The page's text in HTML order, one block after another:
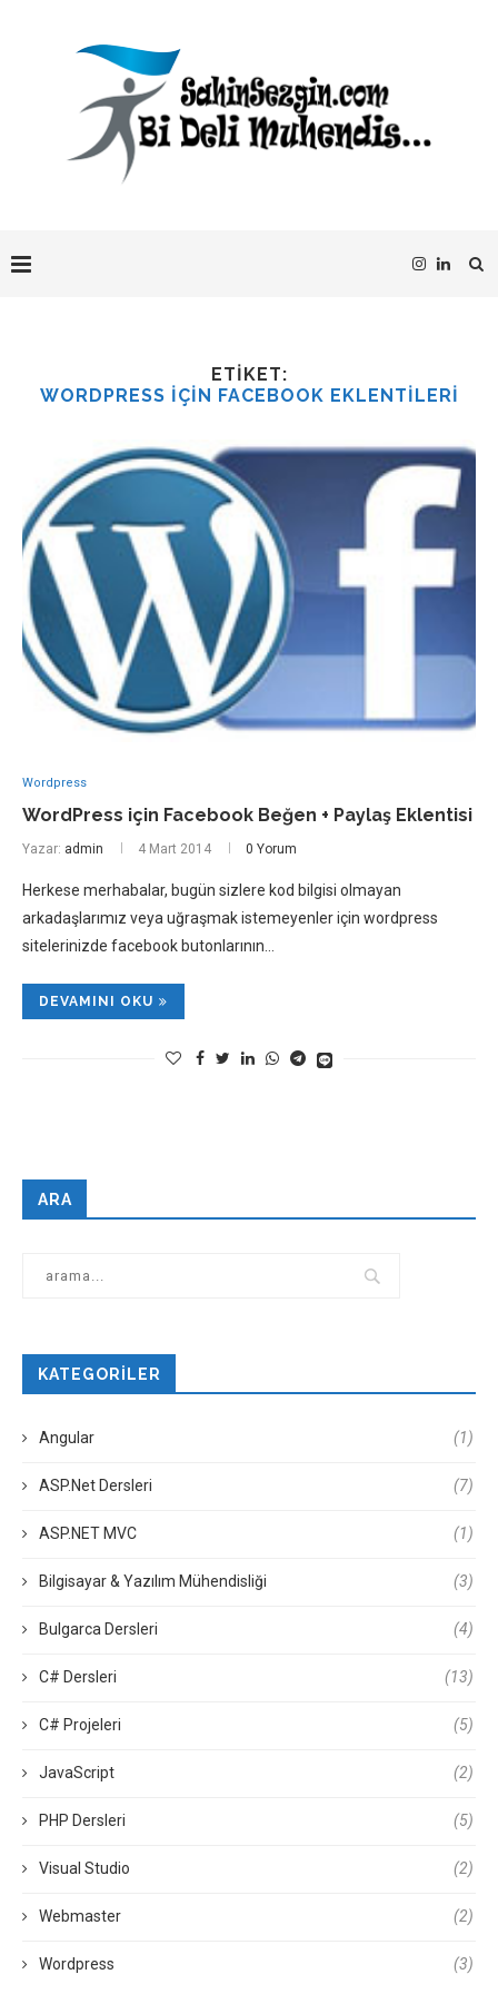
ETIKET:
WORDPRESS IÇIN FACEBOOK EKLENTILERI
Wordpress
WordPress için Facebook Beğen + Paylaş Eklentisi
Yazar: admin 4 Mart 2014 0 Yorum
Herkese merhabalar, bugün sizlere kod bilgisi olmayan
arkadaşlarımız veya uğraşmak istemeyenler için wordpress
sitelerinizde facebook butonlarının…
DEVAMINI OKU
ARA
KATEGORILER
Angular (1)
ASP.Net Dersleri (7)
ASP.NET MVC (1)
Bilgisayar & Yazılım Mühendisliği (3)
Bulgarca Dersleri (4)
C# Dersleri (13)
C# Projeleri (5)
JavaScript (2)
PHP Dersleri (5)
Visual Studio (2)
Webmaster (2)
Wordpress (3)